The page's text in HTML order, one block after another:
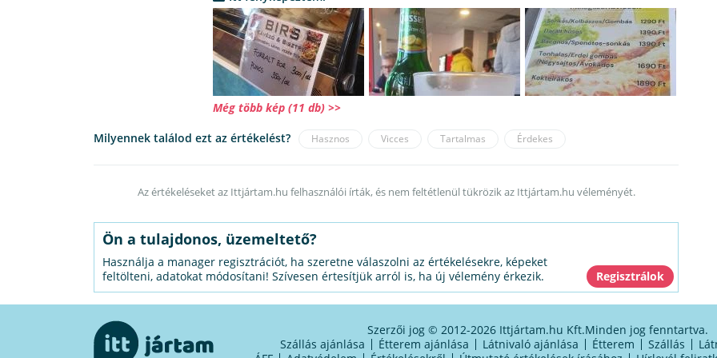
Még több kép (11 db) >>
Milyennek találod ezt az értékelést?
Hasznos Vicces Tartalmas Érdekes
Az értékeléseket az Ittjártam.hu felhasználói írták, és nem feltétlenül tükrözik az Ittjártam.hu véleményét.
Ön a tulajdonos, üzemeltető?
Használja a manager regisztrációt, ha szeretne válaszolni az értékelésekre, képeket
feltölteni, adatokat módosítani! Szívesen értesítjük arról is, ha új vélemény érkezik.
Szerzői jog © 2012-2026 Ittjártam.hu Kft.Minden jog fenntartva.
Szállás ajánlása
Étterem ajánlása Látnivaló ajánlása Étterem Szállás